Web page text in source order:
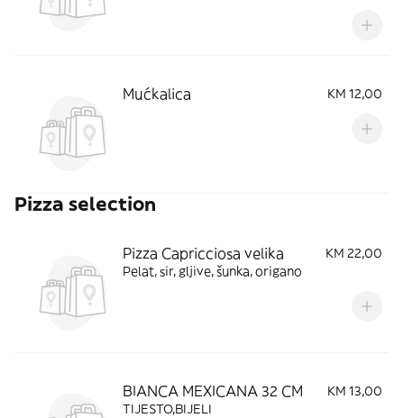
Mućkalica KM 12,00
Pizza selection
Pizza Capricciosa velika
KM 22,00
Pelat, sir, gljive, šunka, origano
BIANCA MEXICANA 32 CM
KM 13,00
TIJESTO,BIJELI